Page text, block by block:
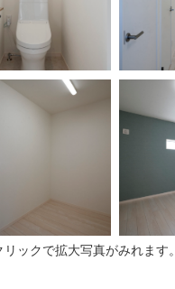
ックで拡大写真がみれます。